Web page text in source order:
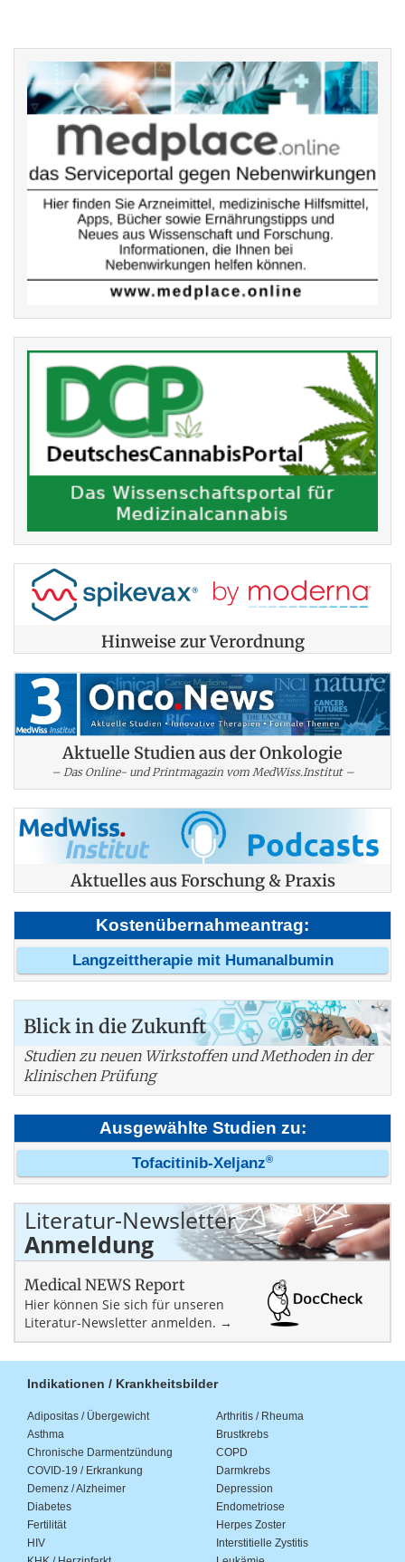
Hinweise zur Verordnung
Aktuelle Studien aus der Onkologie
– Das Online- und Printmagazin vom MedWiss.Institut –
Aktuelles aus Forschung & Praxis
Kostenübernahmeantrag:
Langzeittherapie mit Humanalbumin
Blick in die Zukunft
Studien zu neuen Wirkstoffen und Methoden in der
klinischen Prüfung
Ausgewählte Studien zu:
Tofacitinib-Xeljanz®
Literatur-Newsletter
Anmeldung
Medical NEWS Report
Hier können Sie sich für unseren
Literatur-Newsletter anmelden. →
Indikationen / Krankheitsbilder
Adipositas / Übergewicht
Arthritis / Rheuma
Asthma
Brustkrebs
Chronische Darmentzündung
COPD
COVID-19 / Erkrankung
Darmkrebs
Demenz / Alzheimer
Depression
Diabetes
Endometriose
Fertilität
Herpes Zoster
HIV
Interstitielle Zystitis